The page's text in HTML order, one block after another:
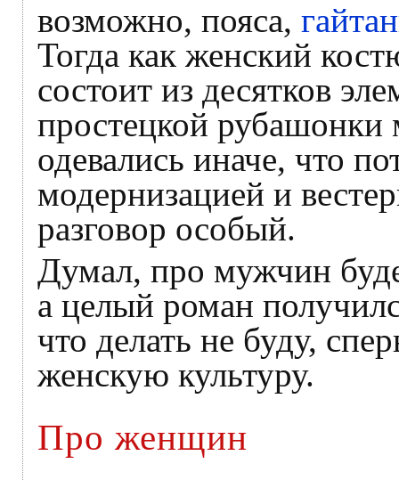
возможно, пояса,
Тогда как женский
состоит из десятков
простецкой рубашонки
одевались иначе, что
модернизацией и
разговор особый.
Думал, про мужчин
а целый роман
что делать не буду,
женскую культуру.
Про женщин